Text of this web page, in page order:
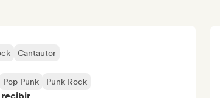
Cantautor
Pop Punk Punk Rock